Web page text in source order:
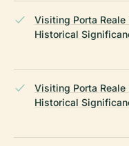
Visiting Porta Reale
Historical
Visiting Porta Reale
Historical